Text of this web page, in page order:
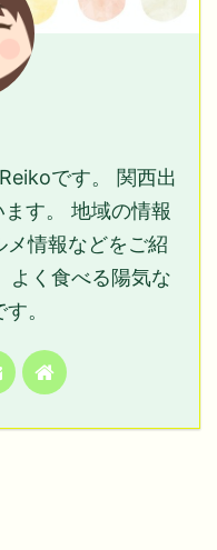
です。 関西出
す。 地域の情報
情報などをご紹
よく食べる陽気な
。